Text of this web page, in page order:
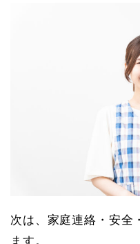
次は、家庭連絡・安全
ます。